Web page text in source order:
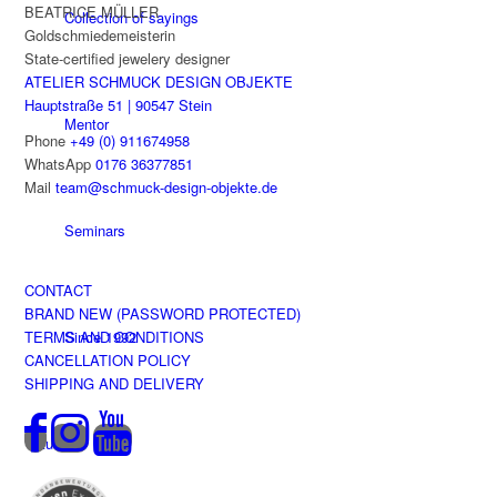
Collection of sayings
Mentor
Seminars
Since 1992
Studio
BEATRICE MÜLLER
Goldschmiedemeisterin
State-certified jewelery designer
ATELIER SCHMUCK DESIGN OBJEKTE
Hauptstraße 51 | 90547 Stein
Phone+49 (0) 911674958
WhatsApp0176 36377851
Mailteam@schmuck-design-objekte.de
CONTACT
BRAND NEW (PASSWORD PROTECTED)
TERMS AND CONDITIONS
CANCELLATION POLICY
SHIPPING AND DELIVERY